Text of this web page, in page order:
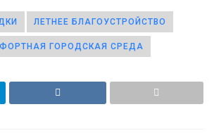
ЛЕТНЕЕ БЛАГОУСТРОЙСТВО
ГОРОДСКАЯ СРЕДА